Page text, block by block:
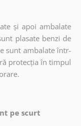
și apoi ambalate
plasate benzi de
sunt ambalate într-
protecția în timpul
pe scurt